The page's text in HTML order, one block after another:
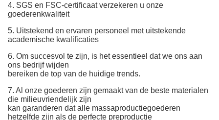
4. SGS en FSC-certificaat verzekeren u onze
goederenkwaliteit
5. Uitstekend en ervaren personeel met uitstekende
academische kwalificaties
6. Om succesvol te zijn, is het essentieel dat we ons aan
ons bedrijf wijden
bereiken de top van de huidige trends.
7. Al onze goederen zijn gemaakt van de beste materialen
die milieuvriendelijk zijn
kan garanderen dat alle massaproductiegoederen
hetzelfde zijn als de perfecte preproductie